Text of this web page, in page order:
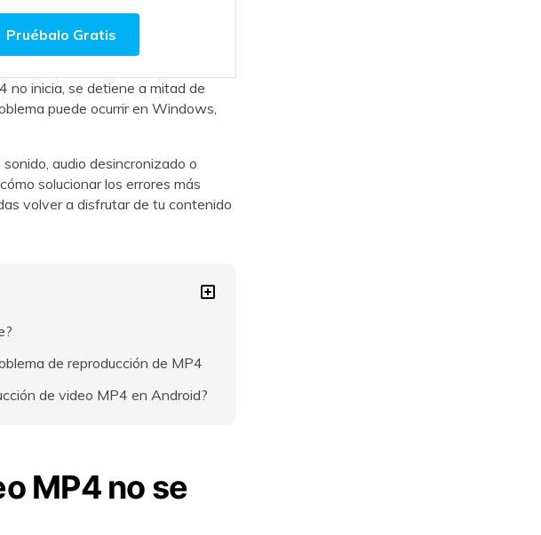
Pruébalo Gratis
no inicia, se detiene a mitad de
puede ocurrir en Windows,
audio desincronizado o
solucionar los errores más
volver a disfrutar de tu contenido
de reproducción de MP4
de video MP4 en Android?
MP4 no se